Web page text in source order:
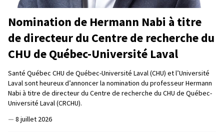
Nomination de Hermann Nabi à titre
de directeur du Centre de recherche du
CHU de Québec-Université Laval
Santé Québec CHU de Québec-Université Laval (CHU) et l’Université
Laval sont heureux d’annoncer la nomination du professeur Hermann
Nabi à titre de directeur du Centre de recherche du CHU de Québec-
Université Laval (CRCHU).
— 8 juillet 2026